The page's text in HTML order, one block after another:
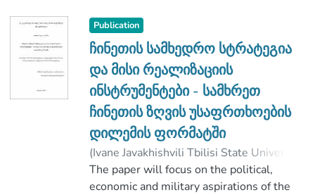
Publication
ჩინეთის სამხედრო სტრატეგია
და მისი რეალიზაციის
ინსტრუმენტები - სამხრეთ
ჩინეთის ზღვის უსაფრთხოების
დილემის ფორმატში
(Ivane Javakhishvili Tbilisi State University
2017)თოლორდავა, თამარი
;
მაისაია, ვახტანგ
;
The paper will focus on the political,
economic and military aspirations of the